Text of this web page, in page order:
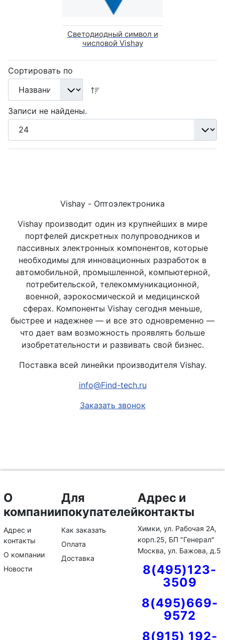
Светодиодный символ и
числовой Vishay
Сортировать по
Записи не найдены.
Vishay - Оптоэлектроника
Vishay производит один из крупнейших в мире
портфелей дискретных полупроводников и
пассивных электронных компонентов, которые
необходимы для инновационных разработок в
автомобильной, промышленной, компьютерной,
потребительской, телекоммуникационной,
военной, аэрокосмической и медицинской
сферах. Компоненты Vishay сегодня меньше,
быстрее и надежнее — и все это одновременно —
что дает вам возможность проявлять больше
изобретательности и развивать свой бизнес.
Поставка всей линейки производителя Vishay.
info@Find-tech.ru
Заказать звонок
О
компании
Адрес и
контакты
О компании
Новости
Для
покупателей
Как заказать
Оплата
Доставка
Адрес и
контакты
Химки, ул. Рабочая 2А,
корп.25, БП "Генерал"
Москва, ул. Бажова, д.5
8(495)123-
3509
8(495)669-
9572
8(915) 192-